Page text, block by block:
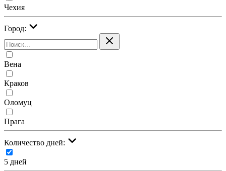
Чехия
Город:
Вена
Краков
Оломуц
Прага
Количество дней:
5 дней